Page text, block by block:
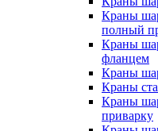
Краны
полный
Краны
фланцем
Краны
Краны
Краны
приварку